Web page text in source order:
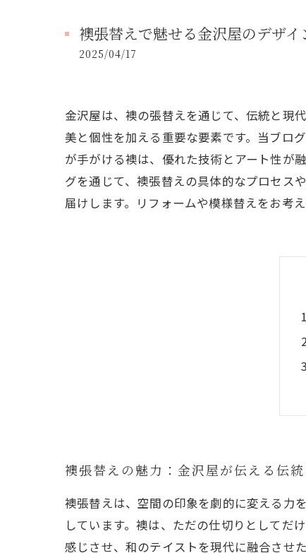
襖張替えで魅せる金沢屋のデザイ
2025/04/17
金沢屋は、襖の張替えを通じて、伝統と現
美と個性を加える重要な要素です。当ブロ
が手がける襖は、優れた技術とアート性が
グを通じて、襖張替えの具体的なプロセス
届けします。リフォームや模様替えをお考
襖張替えの魅力：金沢屋が伝える伝
襖張替えは、空間の印象を劇的に変える力
しています。襖は、ただの仕切りとしてだ
感じさせ、和のテイストを現代に融合させ